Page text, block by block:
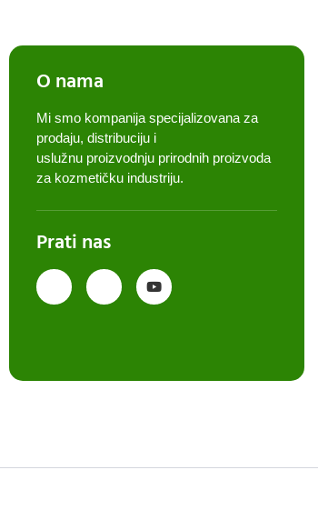
O nama
Mi smo kompanija specijalizovana za
prodaju, distribuciju i
uslužnu proizvodnju prirodnih proizvoda
za kozmetičku industriju.
Prati nas